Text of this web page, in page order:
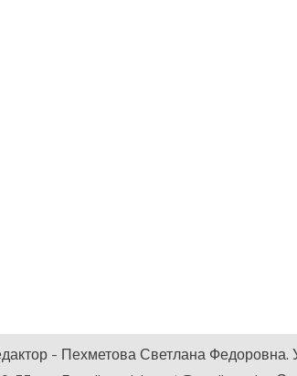
- Пехметова Светлана Федоровна.